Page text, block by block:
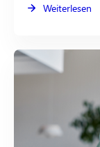
Weiterlesen